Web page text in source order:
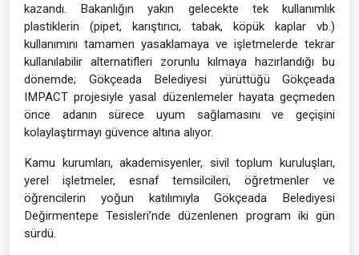
kazandı. Bakanlığın yakın gelecekte tek kullanımlık
plastiklerin (pipet, karıştırıcı, tabak, köpük kaplar vb.)
kullanımını tamamen yasaklamaya ve işletmelerde tekrar
kullanılabilir alternatifleri zorunlu kılmaya hazırlandığı bu
dönemde; Gökçeada Belediyesi yürüttüğü Gökçeada
IMPACT projesiyle yasal düzenlemeler hayata geçmeden
önce adanın sürece uyum sağlamasını ve geçişini
kolaylaştırmayı güvence altına alıyor.
Kamu kurumları, akademisyenler, sivil toplum kuruluşları,
yerel işletmeler, esnaf temsilcileri, öğretmenler ve
öğrencilerin yoğun katılımıyla Gökçeada Belediyesi
Değirmentepe Tesisleri’nde düzenlenen program iki gün
sürdü.